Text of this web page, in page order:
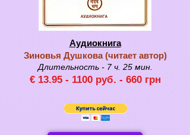
Аудиокнига
Зиновья Душкова (читает автор)
Длительность - 7ч. 25мин.
€ 13.95 - 1100 руб. - 660грн